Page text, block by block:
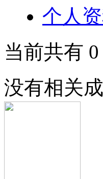
个人
当前共有 0
没有相关